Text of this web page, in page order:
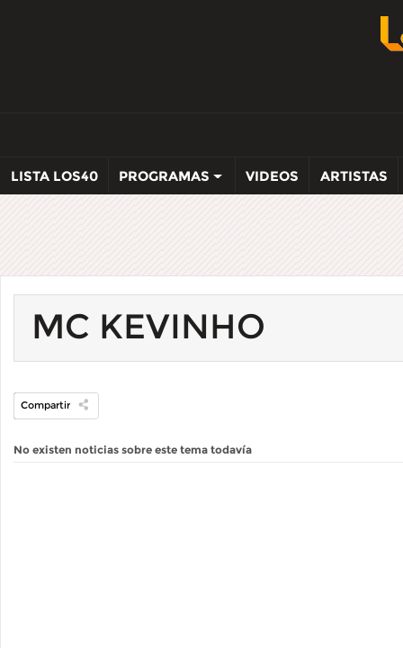
LISTA LOS40 PROGRAMAS VIDEOS ARTISTAS
MC KEVINHO
Compartir
No existen noticias sobre este tema todavía